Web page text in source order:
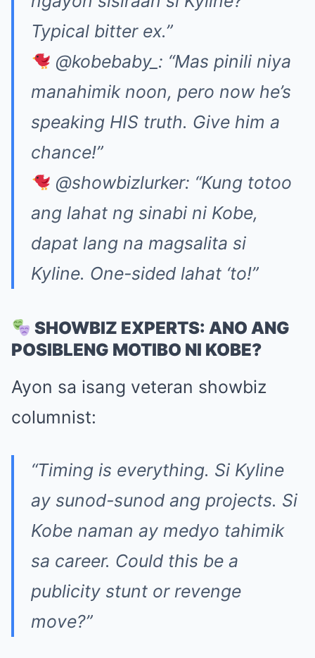
Typical bitter ex.”
@kobebaby_: “Mas pinili niya
manahimik noon, pero now he’s
speaking HIS truth. Give him a
chance!”
@showbizlurker: “Kung totoo
ang lahat ng sinabi ni Kobe,
dapat lang na magsalita si
Kyline. One-sided lahat ‘to!”
SHOWBIZ EXPERTS: ANO ANG
POSIBLENG MOTIBO NI KOBE?
Ayon sa isang veteran showbiz
columnist:
“Timing is everything. Si Kyline
ay sunod-sunod ang projects. Si
Kobe naman ay medyo tahimik
sa career. Could this be a
publicity stunt or revenge
move?”